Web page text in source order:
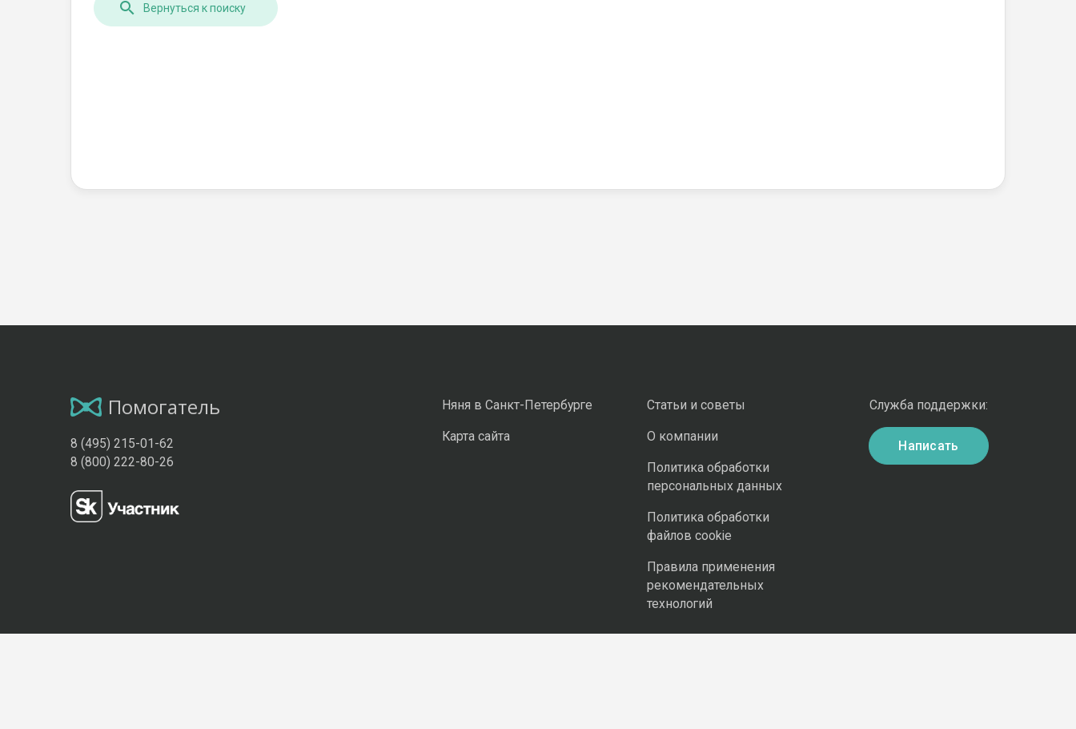
Вернуться к поиску
Помогатель
8 (495) 215-01-62
8 (800) 222-80-26
Няня в Санкт-Петербурге
Карта сайта
Статьи и советы
О компании
Политика обработки
персональных данных
Политика обработки
файлов cookie
Правила применения
рекомендательных
технологий
Служба поддержки:
Написать